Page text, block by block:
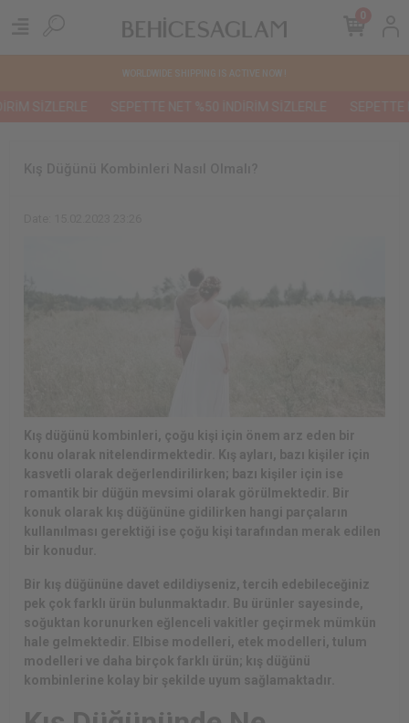
WORLDWIDE SHIPPING IS ACTIVE NOW !
SİZLERLE SEPETTE NET %50 İNDİRİM SİZLERLE SEPETTE
Kış düğünü kombinleri, çoğu kişi için önem arz eden bir
konu olarak nitelendirmektedir. Kış ayları, bazı kişiler için
kasvetli olarak değerlendirilirken; bazı kişiler için ise
romantik bir düğün mevsimi olarak görülmektedir. Bir
konuk olarak kış düğününe gidilirken hangi parçaların
kullanılması gerektiği ise çoğu kişi tarafından merak edilen
bir konudur.
Bir kış düğününe davet edildiyseniz, tercih edebileceğiniz
pek çok farklı ürün bulunmaktadır. Bu ürünler sayesinde,
soğuktan korunurken eğlenceli vakitler geçirmek mümkün
hale gelmektedir.
Elbise modelleri, etek modelleri, tulum
modelleri ve daha birçok farklı ürün; kış düğünü
kombinlerine kolay bir şekilde uyum sağlamaktadır.